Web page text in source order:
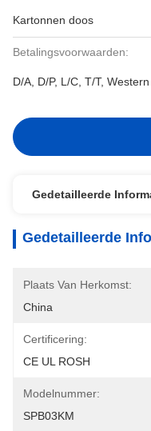
Kartonnen doos
Betalingsvoorwaarden:
D/A, D/P, L/C, T/T,
Gedetailleerde
Gedetailleerde
Plaats Van Herkomst:
China
Certificering:
CE UL ROSH
Modelnummer:
SPB03KM